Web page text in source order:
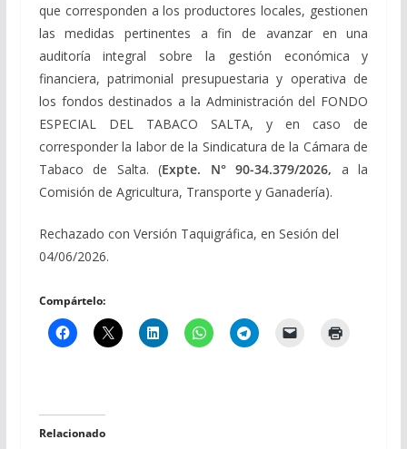
que corresponden a los productores locales, gestionen
las medidas pertinentes a fin de avanzar en una
auditoría integral sobre la gestión económica y
financiera, patrimonial presupuestaria y operativa de
los fondos destinados a la Administración del FONDO
ESPECIAL DEL TABACO SALTA, y en caso de
corresponder la labor de la Sindicatura de la Cámara de
Tabaco de Salta. (Expte. N° 90-34.379/2026, a la
Comisión de Agricultura, Transporte y Ganadería).
Rechazado con Versión Taquigráfica, en Sesión del
04/06/2026.
Compártelo:
Relacionado